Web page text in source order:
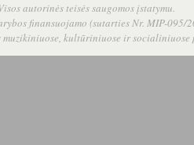
autorinės teisės saugomos įstatymu.
finansuojamo (sutarties Nr. MIP-
kultūriniuose ir socialiniuose